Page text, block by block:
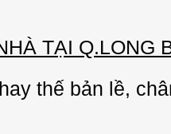
TẠI Q.LONG
thế bản lề,